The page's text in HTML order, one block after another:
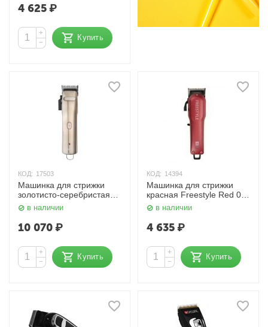
4 625₽
+
−
Купить
КОД: 17503
Машинка для стрижки
золотисто-серебристая
ULTRA-S (1,0 - 3,0 мм)
03-074 Dewal
в наличии
10 070₽
+
−
Купить
КОД: 14394
Машинка для стрижки
красная Freestyle Red 03-
077 Red Dewal
в наличии
4 635₽
+
−
Купить